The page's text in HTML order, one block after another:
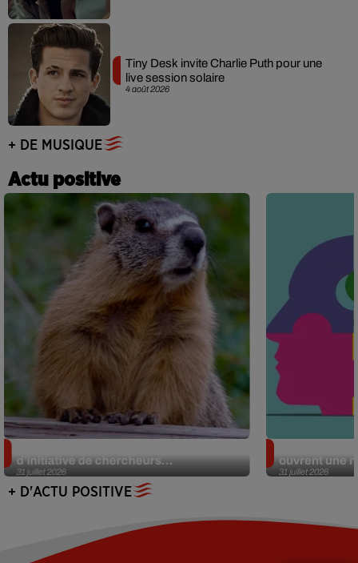
4 août 2026
Tiny Desk invite Charlie Puth pour une
live session solaire
+ DE MUSIQUE
Actu positive
31 juillet 2026
d’initiative de chercheurs...
31 juillet 2026
ouvrent une
+ D'ACTU POSITIVE